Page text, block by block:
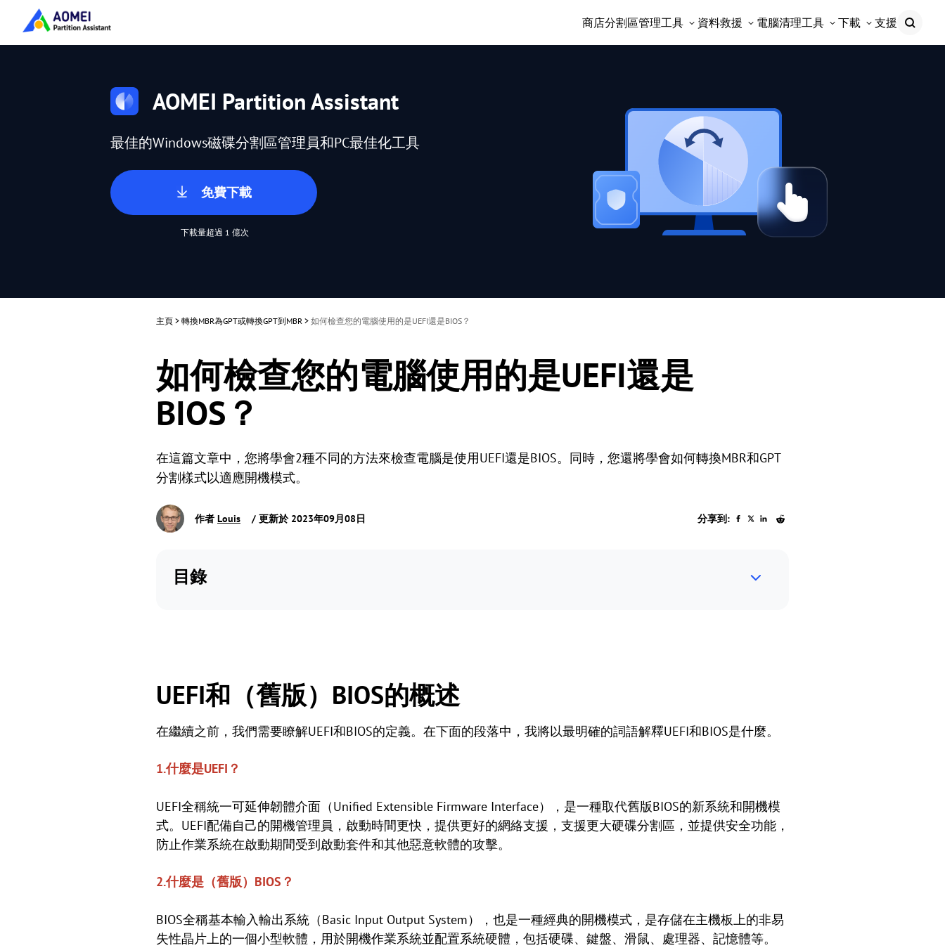
商店分割區管理工具 資料救援 電腦清理工具 下載 支援
AOMEI Partition Assistant
最佳的Windows磁碟分割區管理員和PC最佳化工具
免費下載
下載量超過 1 億次
主頁 > 轉換MBR為GPT或轉換GPT到MBR > 如何檢查您的電腦使用的是UEFI還是BIOS？
如何檢查您的電腦使用的是UEFI還是
BIOS？
在這篇文章中，您將學會2種不同的方法來檢查電腦是使用UEFI還是BIOS。同時，您還將學會如何轉換MBR和GPT
分割樣式以適應開機模式。
作者 Louis / 更新於 2023年09月08日 分享到:
目錄
UEFI和（舊版）BIOS的概述
在繼續之前，我們需要瞭解UEFI和BIOS的定義。在下面的段落中，我將以最明確的詞語解釋UEFI和BIOS是什麼。
1.什麼是UEFI？
UEFI全稱統一可延伸韌體介面（Unified Extensible Firmware Interface），是一種取代舊版BIOS的新系統和開機模
式。UEFI配備自己的開機管理員，啟動時間更快，提供更好的網絡支援，支援更大硬碟分割區，並提供安全功能，
防止作業系統在啟動期間受到啟動套件和其他惡意軟體的攻擊。
2.什麼是（舊版）BIOS？
BIOS全稱基本輸入輸出系統（Basic Input Output System），也是一種經典的開機模式，是存儲在主機板上的非易
失性晶片上的一個小型軟體，用於開機作業系統並配置系統硬體，包括硬碟、鍵盤、滑鼠、處理器、記憶體等。